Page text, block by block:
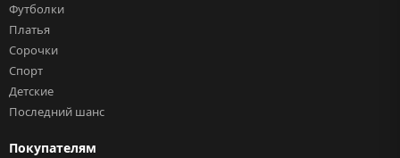
Футболки
Платья
Сорочки
Спорт
Детские
Последний шанс
Покупателям